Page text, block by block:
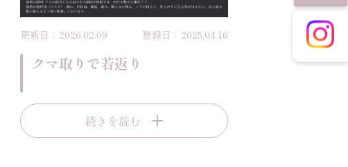
更新日：2026.02.09 登録日：2025.04.16
クマ取りで若返り
続きを読む